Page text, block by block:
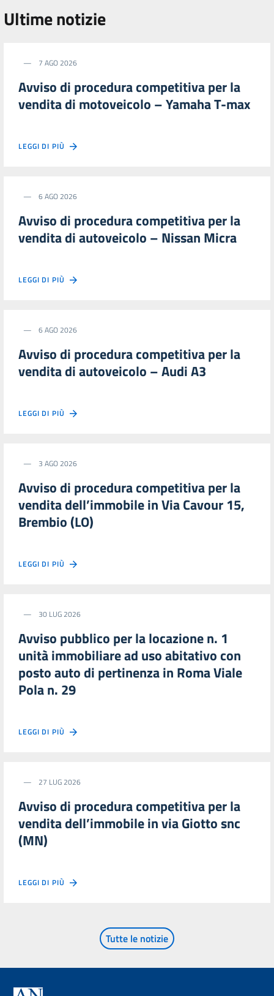
Ultime notizie
7 AGO 2026
Avviso di procedura competitiva per la
vendita di motoveicolo – Yamaha T-max
LEGGI DI PIÙ
6 AGO 2026
Avviso di procedura competitiva per la
vendita di autoveicolo – Nissan Micra
LEGGI DI PIÙ
6 AGO 2026
Avviso di procedura competitiva per la
vendita di autoveicolo – Audi A3
LEGGI DI PIÙ
3 AGO 2026
Avviso di procedura competitiva per la
vendita dell’immobile in Via Cavour 15,
Brembio (LO)
LEGGI DI PIÙ
30 LUG 2026
Avviso pubblico per la locazione n. 1
unità immobiliare ad uso abitativo con
posto auto di pertinenza in Roma Viale
Pola n. 29
LEGGI DI PIÙ
27 LUG 2026
Avviso di procedura competitiva per la
vendita dell’immobile in via Giotto snc
(MN)
LEGGI DI PIÙ
Tutte le notizie